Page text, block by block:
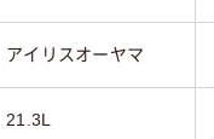
アイリスオーヤマ
21.3L